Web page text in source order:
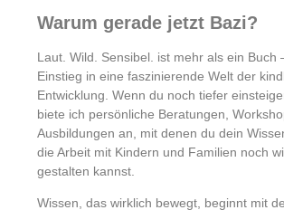
Warum gerade jetzt Bazi?
Laut. Wild. Sensibel. ist mehr als ein Buch
Einstieg in eine faszinierende Welt der
Entwicklung. Wenn du noch tiefer
biete ich persönliche Beratungen,
Ausbildungen an, mit denen du dein
die Arbeit mit Kindern und Familien noch
gestalten kannst.
Wissen, das wirklich bewegt, beginnt mit